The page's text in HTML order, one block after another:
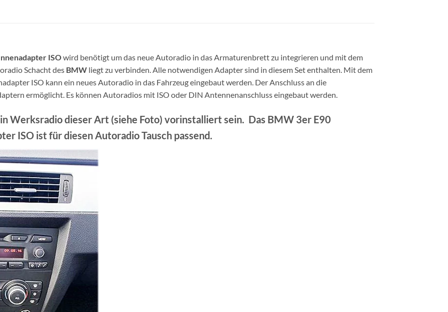
ISOwird benötigt um das neue Autoradio in das Armaturenbrett zu integrieren und mit dem
Schacht des BMW liegt zu verbinden. Alle notwendigen Adapter sind in diesem Set enthalten. Mit dem
ISO kann ein neues Autoradio in das Fahrzeug eingebaut werden. Der Anschluss an die
ermöglicht. Es können Autoradios mit ISO oder DIN Antennenanschluss eingebaut werden.
Werksradio dieser Art (siehe Foto) vorinstalliert sein. Das BMW 3er E90
ISO ist für diesen Autoradio Tausch passend.